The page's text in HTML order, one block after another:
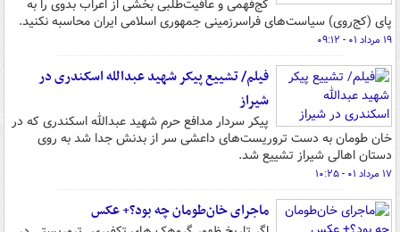
کج‌فهمی و عافیت‌طلبی بخشی از اعراب بدوی را به
پای (کج‌روی) سیاست‌های فراسرزمینی جمهوری اسلامی ایران محاسبه نکنید.
۱۹ مرداد ۰۱ - ۰۹:۱۲
فیلم/ تشییع پیکر شهید عبدالله اسکندری در
شیراز
پیکر سردار مدافع حرم شهید عبدالله اسکندری که در
خان طومان به دست تروریست‌های داعشی سر از بدنش جدا شد به روی
دستان اهالی شیراز تشییع شد.
۱۷ مرداد ۰۱ - ۱۰:۲۵
ماجرای خان‌طومان چه بود؟+ عکس